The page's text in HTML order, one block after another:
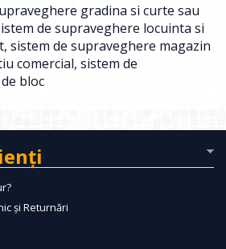
gradina si curte sau
de supraveghere locuinta si
, sistem de supraveghere magazin
comercial, sistem de
bloc
și Returnări